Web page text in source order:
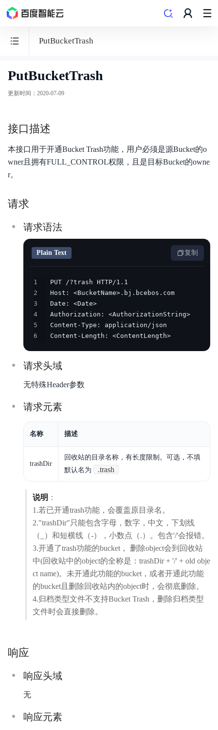
PutBucketTrash
BOS
对
储
产品公告
安全与合规
产品描述
快速入门
视频专区
控制台操作指南
数据处理
数据湖存储
API参考
AWS S3 兼容
典型实践
常见问题
服务等级协议SLA
相关协议
PutBucketTrash
更新时间 ： 2020-07-09
接口描述
本接口用于开通Bucket Trash功能，用户必须是源Bucket的o
wner且拥有FULL_CONTROL权限，且是目标Bucket的owne
r。
请求
请求语法
Plain Text 复制
1
2
3
4
5
6
Content-Length: <ContentLength>
请求头域
无特殊Header参数
请求元素
名称 描述
trashDir
回收站的目录名称，有长度限制。可选，不填
默认名为
.trash
说明 ：
1.若已开通trash功能，会覆盖原目录名。
2."trashDir"只能包含字母，数字，中文，下划线
（_）和短横线（-），小数点（.）。包含'/'会报错。
3.开通了trash功能的bucket， 删除object会到回收站
中(回收站中的object的全称是：trashDir + '/' + old obje
ct name)。未开通此功能的bucket，或者开通此功能
的bucket且删除回收站内的object时，会彻底删除。
4.归档类型文件不支持Bucket Trash，删除归档类型
文件时会直接删除。
响应
响应头域
无
响应元素